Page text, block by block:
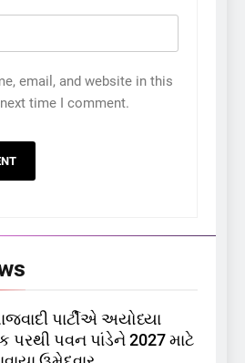
email, and website in this
time I comment.
પાર્ટીએ અયોધ્યા
પરથી પવન પાંડેને 2027 માટે
લાપતા
GUJARAT
પાસપોર્ટ વેરિફિકેશન માટે હવે